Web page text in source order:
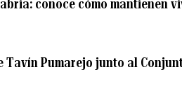
conoce cómo mantienen
Pumarejo junto al